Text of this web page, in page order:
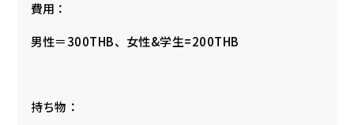
費用：
男性＝300THB、女性&学生=200THB
持ち物：